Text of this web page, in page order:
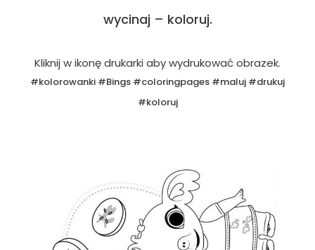
wycinaj – koloruj.
Kliknij w ikonę drukarki aby wydrukować obrazek.
#kolorowanki #Bings #coloringpages #maluj #drukuj
#koloruj